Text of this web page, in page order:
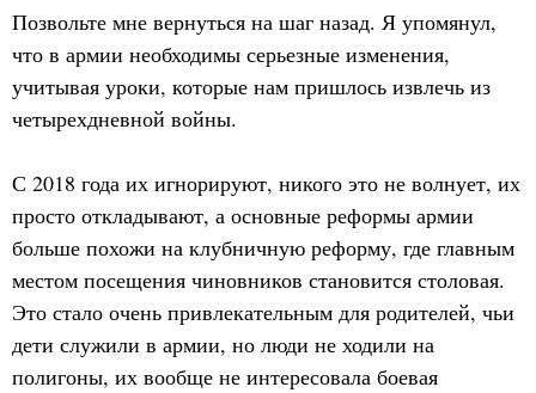
Позвольте мне вернуться на шаг назад. Я упомянул,
что в армии необходимы серьезные изменения,
учитывая уроки, которые нам пришлось извлечь из
четырехдневной войны.
С 2018 года их игнорируют, никого это не волнует, их
просто откладывают, а основные реформы армии
больше похожи на клубничную реформу, где главным
местом посещения чиновников становится столовая.
Это стало очень привлекательным для родителей, чьи
дети служили в армии, но люди не ходили на
полигоны, их вообще не интересовала боевая